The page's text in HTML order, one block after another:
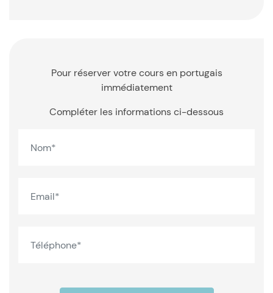
Pour réserver votre cours en portugais
immédiatement
Compléter les informations ci-dessous